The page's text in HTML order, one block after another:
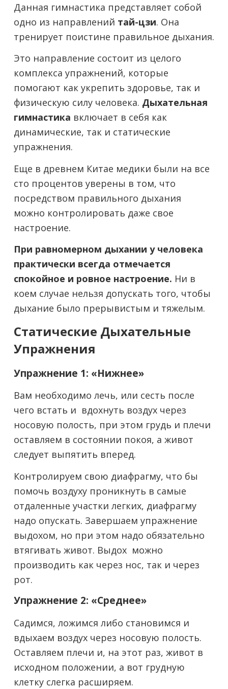
Данная гимнастика представляет собой
одно из направлений тай-цзи. Она
тренирует поистине правильное дыхания.
Это направление состоит из целого
комплекса упражнений, которые
помогают как укрепить здоровье, так и
физическую силу человека. Дыхательная
гимнастика включает в себя как
динамические, так и статические
упражнения.
Еще в древнем Китае медики были на все
сто процентов уверены в том, что
посредством правильного дыхания
можно контролировать даже свое
настроение.
При равномерном дыхании у человека
практически всегда отмечается
спокойное и ровное настроение. Ни в
коем случае нельзя допускать того, чтобы
дыхание было прерывистым и тяжелым.
Статические Дыхательные
Упражнения
Упражнение 1: «Нижнее»
Вам необходимо лечь, или сесть после
чего встать и вдохнуть воздух через
носовую полость, при этом грудь и плечи
оставляем в состоянии покоя, а живот
следует выпятить вперед.
Контролируем свою диафрагму, что бы
помочь воздуху проникнуть в самые
отдаленные участки легких, диафрагму
надо опускать. Завершаем упражнение
выдохом, но при этом надо обязательно
втягивать живот. Выдох можно
производить как через нос, так и через
рот.
Упражнение 2: «Среднее»
Садимся, ложимся либо становимся и
вдыхаем воздух через носовую полость.
Оставляем плечи и, на этот раз, живот в
исходном положении, а вот грудную
клетку слегка расширяем.